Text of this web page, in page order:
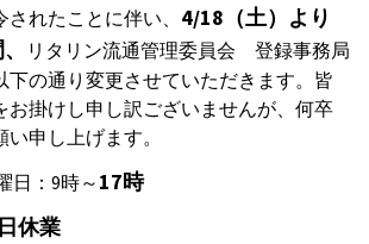
れたことに伴い、 4/18（土）より
リタリン流通管理委員会 登録事務局
下の通り変更させていただきます。皆
お掛けし申し訳ございませんが、何卒
申し上げます。
日：9時～ 17時
休業